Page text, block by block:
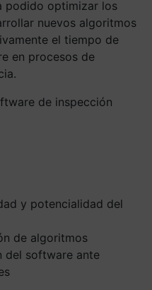
podido optimizar los
nuevos algoritmos
el tiempo de
en procesos de
de inspección
y potencialidad del
de algoritmos
del software ante